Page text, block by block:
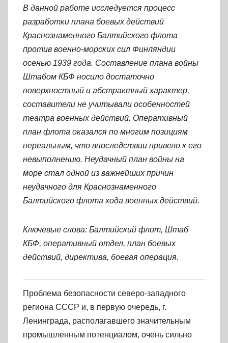
В данной работе исследуется процесс
разработки плана боевых действий
Краснознаменного Балтийского флота
против военно-морских сил Финляндии
осенью 1939 года. Составление плана войны
Штабом КБФ носило достаточно
поверхностный и абстрактный характер,
составители не учитывали особенностей
театра военных действий. Оперативный
план флота оказался по многим позициям
нереальным, что впоследствии привело к его
невыполнению. Неудачный план войны на
море стал одной из важнейших причин
неудачного для Краснознаменного
Балтийского флота хода военных действий.
Ключевые слова: Балтийский флот, Штаб
КБФ, оперативный отдел, план боевых
действий, директива, боевая операция.
Проблема безопасности северо-западного
региона СССР и, в первую очередь, г.
Ленинграда, располагавшего значительным
промышленным потенциалом, очень сильно